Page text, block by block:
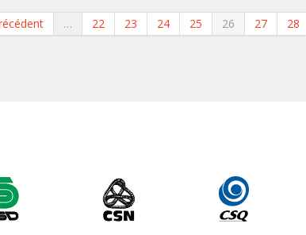
… 22 23 24 25 26 27 28